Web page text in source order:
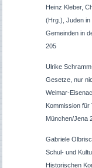
Heinz Kleber,
(Hrg.), Juden in
Gemeinden in
205
Ulrike
Gesetze, nur
Weimar-
Kommission für
München/Jena
Gabriele
Schul- und
Historischen